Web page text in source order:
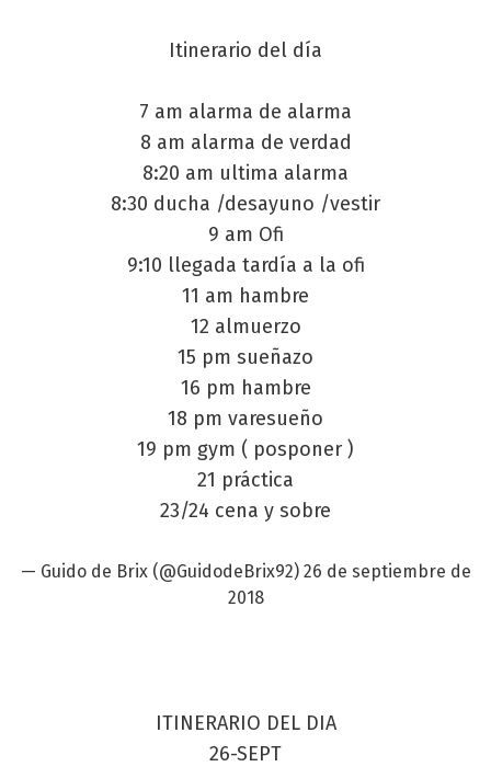
Itinerario del día
7 am alarma de alarma
8 am alarma de verdad
8:20 am ultima alarma
8:30 ducha /desayuno /vestir
9 am Ofi
9:10 llegada tardía a la ofi
11 am hambre
12 almuerzo
15 pm sueñazo
16 pm hambre
18 pm varesueño
19 pm gym ( posponer )
21 práctica
23/24 cena y sobre
— Guido de Brix (@GuidodeBrix92) 26 de septiembre de
2018
ITINERARIO DEL DIA
26-SEPT